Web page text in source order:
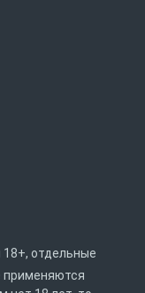
отдельные
применяются